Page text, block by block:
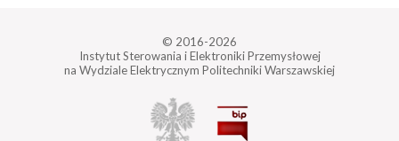
© 2016-2026
Instytut Sterowania i Elektroniki Przemysłowej
na Wydziale Elektrycznym Politechniki Warszawskiej